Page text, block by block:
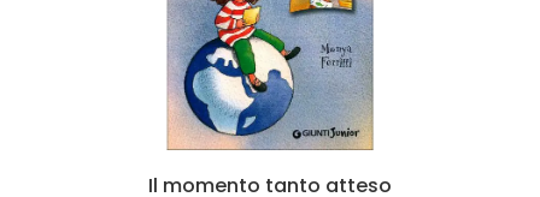
Il momento tanto atteso